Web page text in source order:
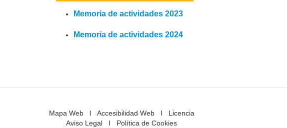
Memoria de actividades 2023
Memoria de actividades 2024
Mapa WebI Accesibilidad WebI Licencia
Aviso Legal I Política de Cookies